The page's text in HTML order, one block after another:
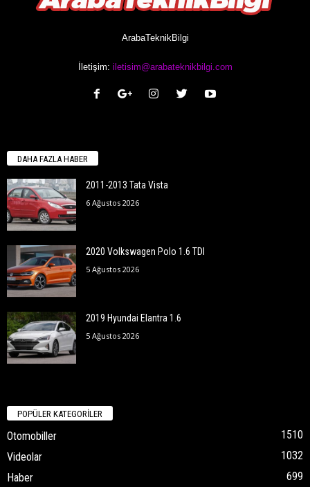
ArabaTeknikBilgi
İletişim: iletisim@arabateknikbilgi.com
DAHA FAZLA HABER
2011-2013 Tata Vista
6 Ağustos 2026
2020 Volkswagen Polo 1.6 TDI
5 Ağustos 2026
2019 Hyundai Elantra 1.6
5 Ağustos 2026
POPÜLER KATEGORİLER
Otomobiller
1510
Videolar
1032
Haber
699